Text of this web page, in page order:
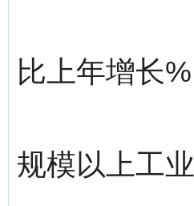
比上年增长%
规模以上工业